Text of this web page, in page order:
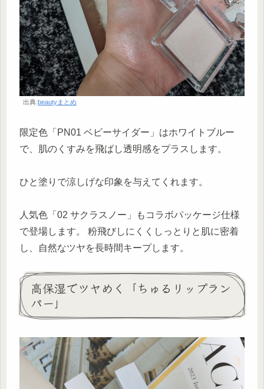
出典:beautyまとめ
限定色「PN01 ベビーサイダー」はホワイトブルー
で、肌のくすみを飛ばし透明感をプラスします。
ひと塗りで涼しげな印象を与えてくれます。
人気色「02 サクラスノー」もコラボパッケージ仕様
で登場します。 粉飛びしにくくしっとりと肌に密着
し、自然なツヤを長時間キープします。
高保湿でツヤめく「ちゅるリップラン
パー」